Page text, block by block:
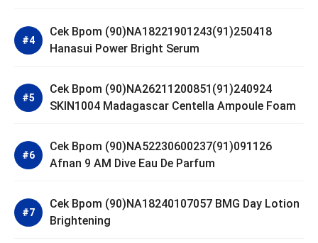
Cek Bpom (90)NA18221901243(91)250418
Hanasui Power Bright Serum
Cek Bpom (90)NA26211200851(91)240924
SKIN1004 Madagascar Centella Ampoule Foam
Cek Bpom (90)NA52230600237(91)091126
Afnan 9 AM Dive Eau De Parfum
Cek Bpom (90)NA18240107057 BMG Day Lotion
Brightening